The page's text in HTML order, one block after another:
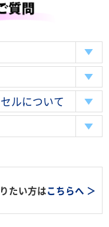
ルについて
たい方はこちらへ ＞